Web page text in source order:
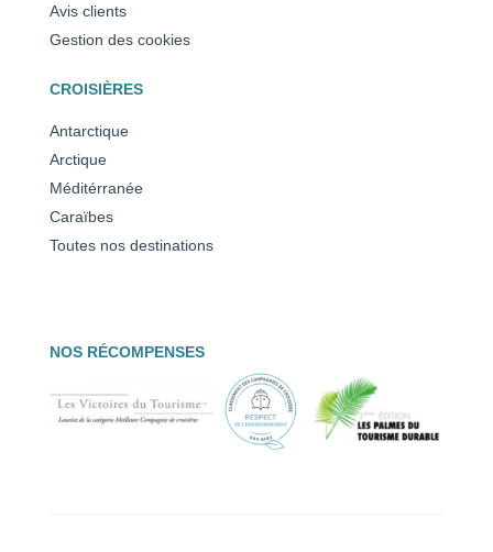
Avis clients
Gestion des cookies
CROISIÈRES
Antarctique
Arctique
Méditérranée
Caraïbes
Toutes nos destinations
NOS RÉCOMPENSES